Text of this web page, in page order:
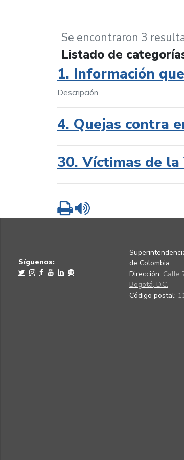
Se encontraron 3
Listado de
1. Información
Descripción
4. Quejas contra
30. Víctimas de la
Imprimir
Síguenos:
de Colombia
Dirección: Calle
Bogotá, D.C.
Código postal: